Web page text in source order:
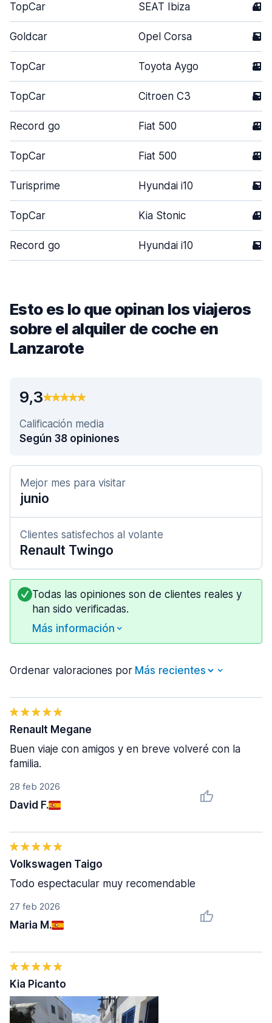
TopCar SEAT Ibiza 4
Goldcar Opel Corsa 5
TopCar Toyota Aygo 2
TopCar Citroen C3 5
Record go Fiat 500 3
TopCar Fiat 500 3
Turisprime Hyundai i10 5
TopCar Kia Stonic 4
Record go Hyundai i10 5
Esto es lo que opinan los viajeros
sobre el alquiler de coche en
Lanzarote
9,3
Calificación media
Según 38 opiniones
Mejor mes para visitar
junio
Clientes satisfechos al volante
Renault Twingo
Todas las opiniones son de clientes reales y
han sido verificadas.
Más información
Ordenar valoraciones por
28 feb 2026
David F.
Renault Megane
Buen viaje con amigos y en breve volveré con la
familia.
27 feb 2026
Maria M.
Volkswagen Taigo
Todo espectacular muy recomendable
Kia Picanto